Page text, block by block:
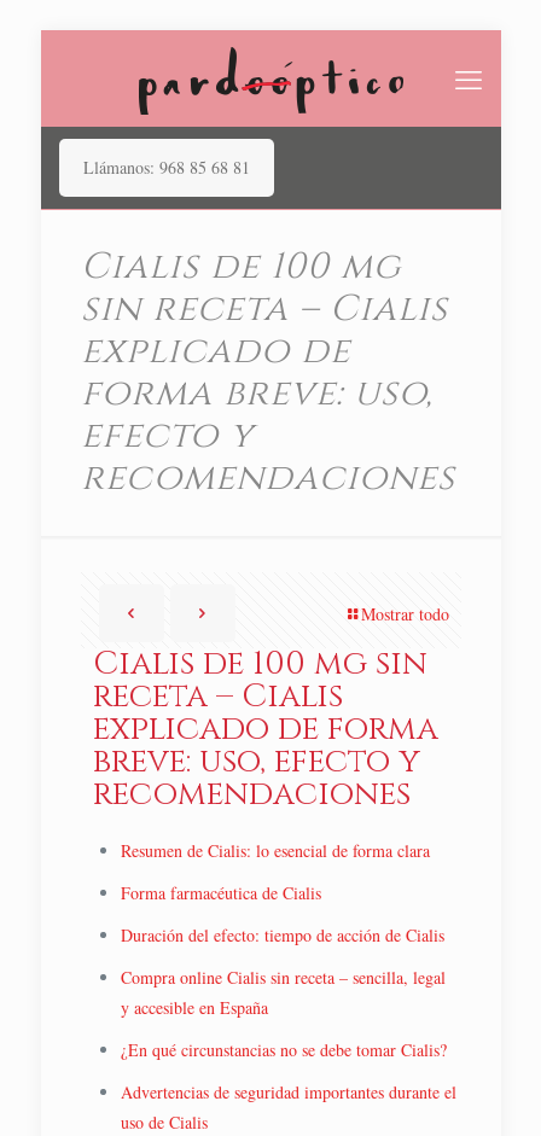
Llámanos: 968 85 68 81
Cialis de 100 mg
sin receta – Cialis
explicado de
forma breve: uso,
efecto y
recomendaciones
Mostrar todo
Cialis de 100 mg sin
receta – Cialis
explicado de forma
breve: uso, efecto y
recomendaciones
Resumen de Cialis: lo esencial de forma clara
Forma farmacéutica de Cialis
Duración del efecto: tiempo de acción de Cialis
Compra online Cialis sin receta – sencilla, legal
y accesible en España
¿En qué circunstancias no se debe tomar Cialis?
Advertencias de seguridad importantes durante el
uso de Cialis